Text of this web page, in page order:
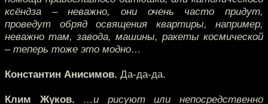
ксёндза – неважно, они очень часто придут,
проведут обряд освящения квартиры, например,
неважно там, завода, машины, ракеты космической
– теперь тоже это модно…
Константин Анисимов. Да-да-да.
Клим Жуков. …и рисуют или непосредственно